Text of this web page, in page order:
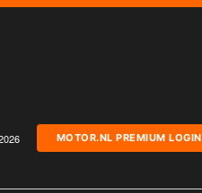
MOTOR.NL PREMIUM LOGIN